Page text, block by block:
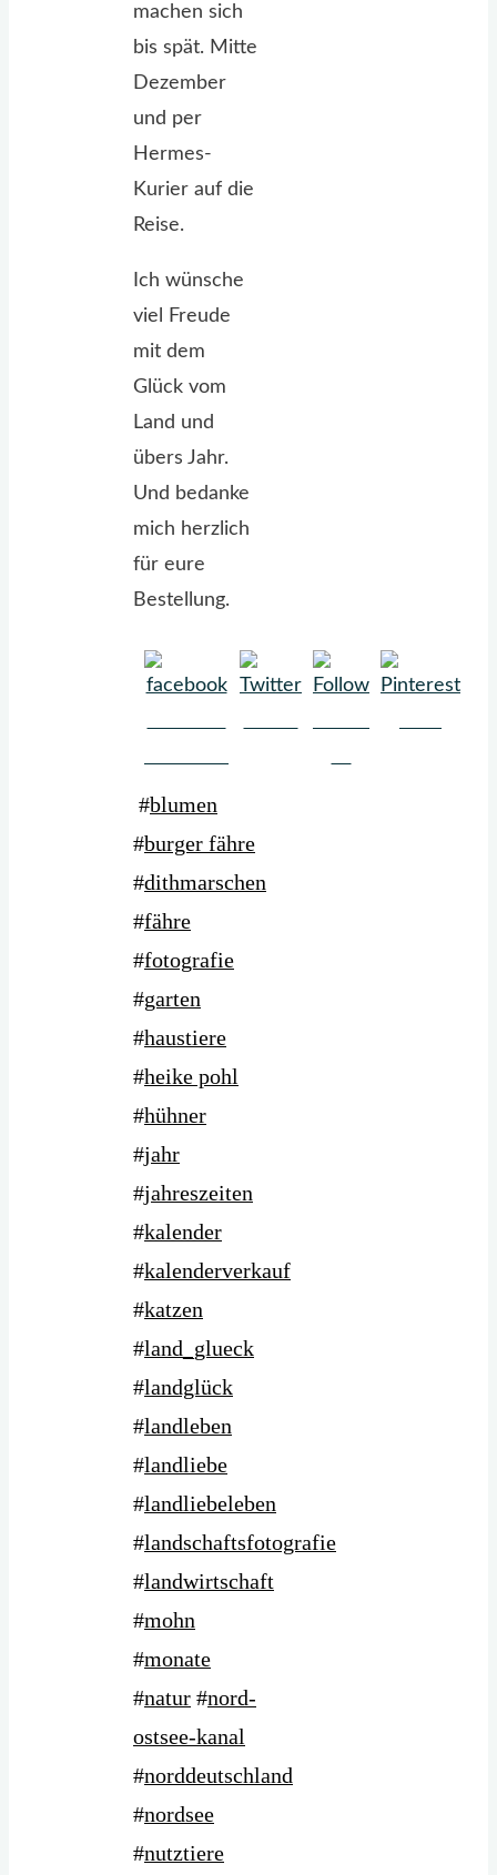
machen sich
bis spät. Mitte
Dezember
und per
Hermes-
Kurier auf die
Reise.
Ich wünsche
viel Freude
mit dem
Glück vom
Land und
übers Jahr.
Und bedanke
mich herzlich
für eure
Bestellung.
#blumen
#burger fähre
#dithmarschen
#fähre
#fotografie
#garten
#haustiere
#heike pohl
#hühner
#jahr
#jahreszeiten
#kalender
#kalenderverkauf
#katzen
#land_glueck
#landglück
#landleben
#landliebe
#landliebeleben
#landschaftsfotografie
#landwirtschaft
#mohn
#monate
#natur #nord-
ostsee-kanal
#norddeutschland
#nordsee
#nutztiere